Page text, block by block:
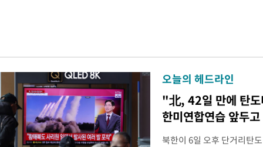
오늘의 헤드라인
"北, 42일 만에 탄도
한미연합연습 앞두
북한이 6일 오후 단거리탄